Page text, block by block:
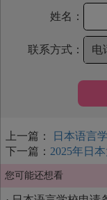
姓名：
联系方式：
上一篇：
日本语言
下一篇： 2025年日
您可能还想看